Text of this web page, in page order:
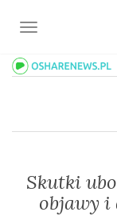
TOGGLE
Skutki
objawy i